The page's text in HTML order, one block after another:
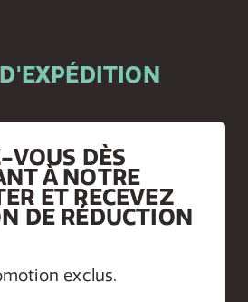
VOUS DÈS
À NOTRE
ET RECEVEZ
DE RÉDUCTION
exclus.